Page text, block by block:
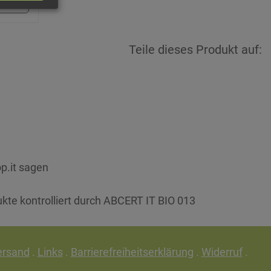
Teile dieses Produkt auf:
sagen
kontrolliert durch ABCERT IT BIO 013
. Links. Barrierefreiheitserklärung . Widerruf.